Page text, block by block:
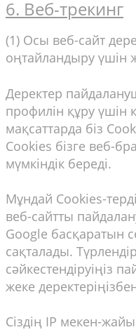
6. Веб-трекинг
(1) Осы веб-сайт
оңтайландыру үшін
Деректер
профилін құру
мақсаттарда біз
Cookies бізге веб-
мүмкіндік береді.
Мұндай Cookies-
веб-сайтты
Google басқаратын
сақталады.
сәйкестендіруіңіз
жеке
Сіздің ІР мекен-